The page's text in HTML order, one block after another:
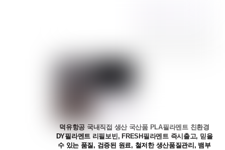
덕유항공 국내직접 생산 국산품 PLA필라멘트 친환경
DY필라멘트 리필보빈, FRESH필라멘트 즉시출고, 믿을
수 있는 품질, 검증된 원료, 철저한 생산품질관리, 뱀부